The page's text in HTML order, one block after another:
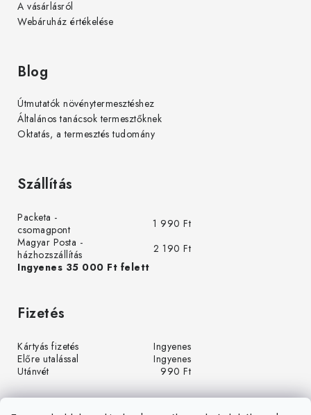
A vásárlásról
Webáruház értékelése
Blog
Útmutatók növénytermesztéshez
Általános tanácsok termesztőknek
Oktatás, a termesztés tudomány
Szállítás
Packeta -
csomagpont
1 990 Ft
Magyar Posta -
házhozszállítás
2 190 Ft
Ingyenes 35 000 Ft felett
Fizetés
Kártyás fizetés
Ingyenes
Előre utalással
Ingyenes
Utánvét
990 Ft